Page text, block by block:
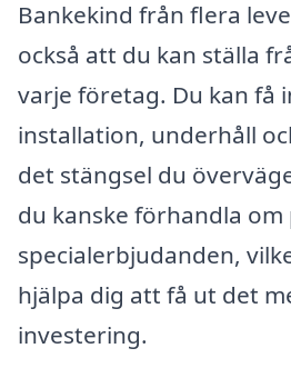
Bankekind från flera
också att du kan ställa
varje företag. Du kan få
installation, underhåll
det stängsel du
du kanske förhandla
specialerbjudanden,
hjälpa dig att få ut det
investering.